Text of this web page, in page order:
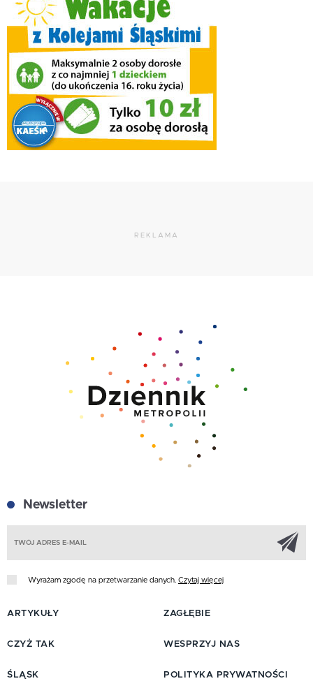
REKLAMA
Newsletter
Wyrażam zgodę na przetwarzanie danych. Czytaj więcej
ARTYKUŁY
CZYŻ TAK
ŚLĄSK
ZAGŁĘBIE
WESPRZYJ NAS
POLITYKA PRYWATNOŚCI